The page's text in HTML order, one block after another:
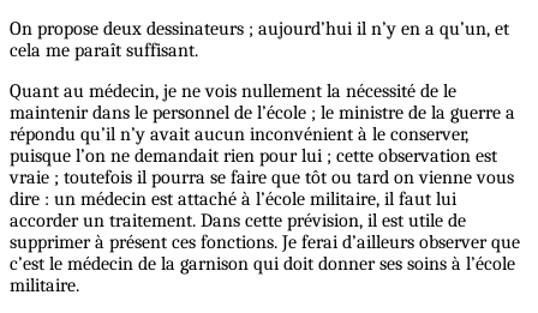
On propose deux dessinateurs ; aujourd’hui il n’y en a qu’un, et
cela me paraît suffisant.
Quant au médecin, je ne vois nullement la nécessité de le
maintenir dans le personnel de l’école ; le ministre de la guerre a
répondu qu’il n’y avait aucun inconvénient à le conserver,
puisque l’on ne demandait rien pour lui ; cette observation est
vraie ; toutefois il pourra se faire que tôt ou tard on vienne vous
dire : un médecin est attaché à l’école militaire, il faut lui
accorder un traitement. Dans cette prévision, il est utile de
supprimer à présent ces fonctions. Je ferai d’ailleurs observer que
c’est le médecin de la garnison qui doit donner ses soins à l’école
militaire.